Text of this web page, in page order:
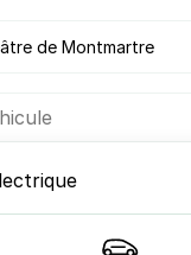
un parking ?